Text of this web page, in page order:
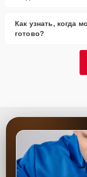
Как узнать, когда
готово?